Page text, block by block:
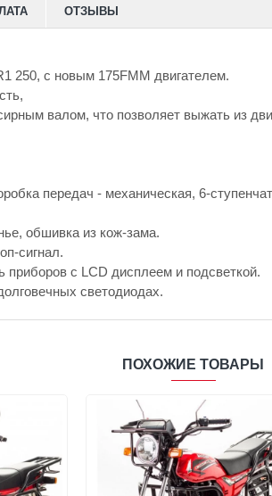
ОТЗЫВЫ
250, с новым 175FMM двигателем.
валом, что позволяет выжать из
передач - механическая, 6-
обшивка из кож-зама.
сигнал.
с LCD дисплеем и подсветкой.
светодиодах.
ПОХОЖИЕ ТОВАРЫ